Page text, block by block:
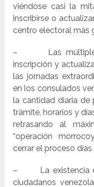
viéndose casi la
inscribirse o
centro electoral más
– Las múltiples
inscripción y
las jornadas
en los consulados
la cantidad diaria de
trámite, horarios y
retrasando al
“operación
cerrar el proceso
– La existencia de
ciudadanos